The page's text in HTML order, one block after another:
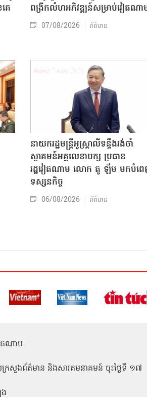
េ
ពង្រីកលំហអភិវឌ្ឍន៍សម្រាប់វៀតណា
07/08/2026 ព័ត៌មាន
នាយករដ្ឋមន្ត្រីអូស្ត្រាលីទន្ទឹងរង់ចាំ
ស្វាគមន៍អគ្គលេខាបក្ស ប្រធាន
រដ្ឋវៀតណាម លោក តូ ឡឹម មកបំព
ទស្សនកិច្ច
06/08/2026 ព័ត៌មាន
តណាម
សួងព័ត៌មាន និងសារគមនាគមន៍ ចុះថ្ងៃទី ១៧